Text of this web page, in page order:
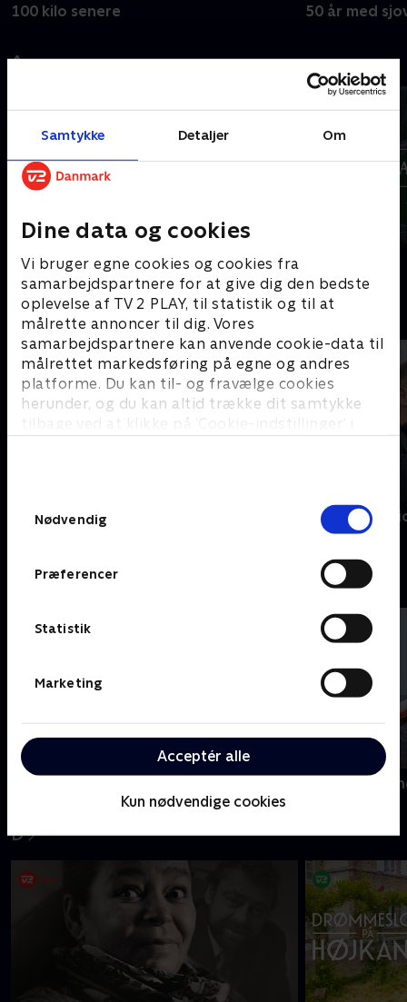
Samtykke Detaljer Om
Dine data og cookies
Vi bruger egne cookies og cookies fra
samarbejdspartnere for at give dig den bedste
oplevelse af TV 2 PLAY, til statistik og til at
målrette annoncer til dig. Vores
samarbejdspartnere kan anvende cookie-data til
målrettet markedsføring på egne og andres
platforme. Du kan til- og fravælge cookies
herunder, og du kan altid trække dit samtykke
tilbage ved at klikke på ’Cookie-indstillinger’ i
Nødvendig
Præferencer
Statistik
Marketing
Acceptér alle
Kun nødvendige cookies
100 kilo senere 50 år med
A
Alle gør det vel?
B
Borgen for begyndere Bonden og
CPH
D